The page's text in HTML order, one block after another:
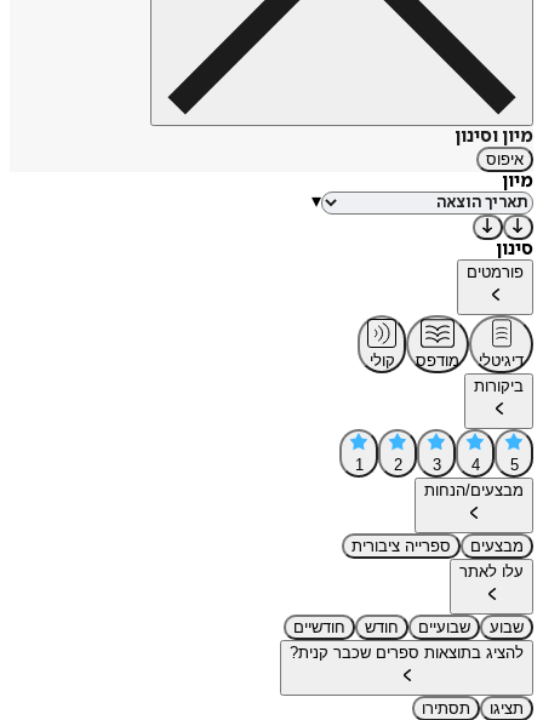
מיון וסינון
איפוס
מיון
▾
סינון
פורמטים
דיגיטלי מודפס
קולי
ביקורות
5
4
3
2
1
מבצעים/הנחות
מבצעים
ספרייה ציבורית
עלו לאתר
שבוע שבועיים חודש
חודשיים
להציג בתוצאות ספרים שכבר קנית?
תציגו
תסתירו